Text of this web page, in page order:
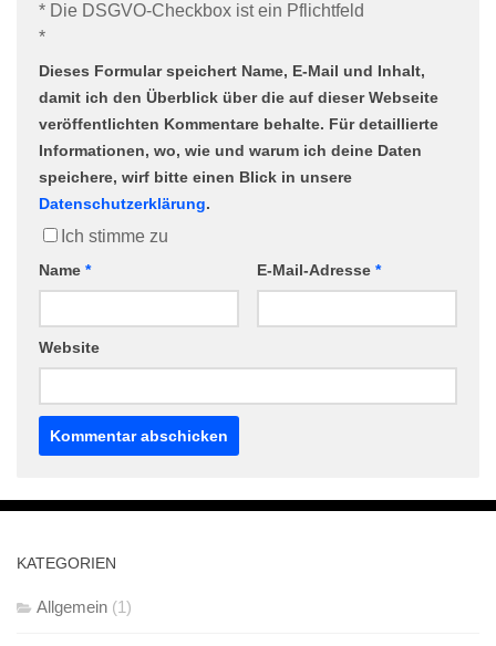
* Die DSGVO-Checkbox ist ein Pflichtfeld
*
Dieses Formular speichert Name, E-Mail und Inhalt,
damit ich den Überblick über die auf dieser Webseite
veröffentlichten Kommentare behalte. Für detaillierte
Informationen, wo, wie und warum ich deine Daten
speichere, wirf bitte einen Blick in unsere
Datenschutzerklärung.
Ich stimme zu
Name * E-Mail-Adresse *
Website
KATEGORIEN
Allgemein (1)